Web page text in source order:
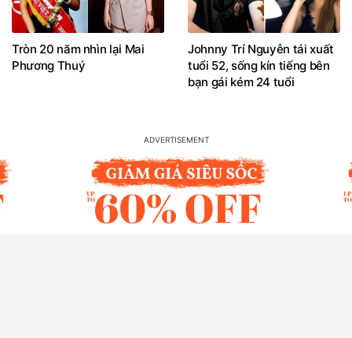
Tròn 20 năm nhìn lại Mai
Phương Thuý
Johnny Trí Nguyễn tái xuất
tuổi 52, sống kín tiếng bên
bạn gái kém 24 tuổi